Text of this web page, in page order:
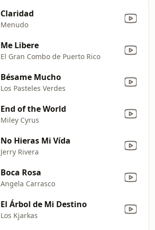
Claridad
Menudo
Me Libere
El Gran Combo de Puerto Rico
Bésame Mucho
Los Pasteles Verdes
End of the World
Miley Cyrus
No Hieras Mi Vída
Jerry Rivera
Boca Rosa
Angela Carrasco
El Árbol de Mi Destino
Los Kjarkas